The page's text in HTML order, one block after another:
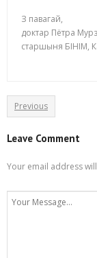
З павагай,
доктар Пётра
старшыня БІНІМ,
Previous
Leave Comment
Your email address